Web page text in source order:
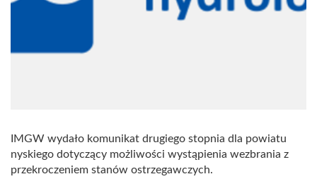
IMGW wydało komunikat drugiego stopnia dla powiatu
nyskiego dotyczący możliwości wystąpienia wezbrania z
przekroczeniem stanów ostrzegawczych.